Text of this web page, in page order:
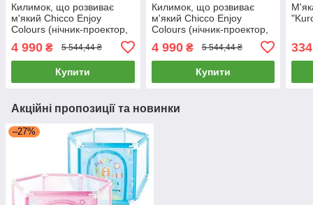
Килимок, що розвиває
м'який Chicco Enjoy
Colours (нічник-проектор,
Рожевий
4 990 ₴ 5 544,44 ₴
Купити
Килимок, що розвиває
м'який Chicco Enjoy
Colours (нічник-проектор,
4 іграшки, мелодії) Синій
4 990₴ 5 544,44 ₴
Купити
334
Акційні пропозиції та новинки
–27%